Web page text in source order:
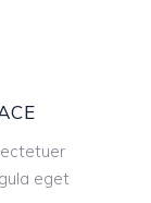
eget